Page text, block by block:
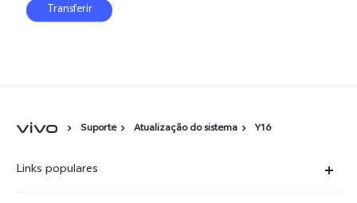
Transferir
Suporte Atualização do sistema Y16
Links populares